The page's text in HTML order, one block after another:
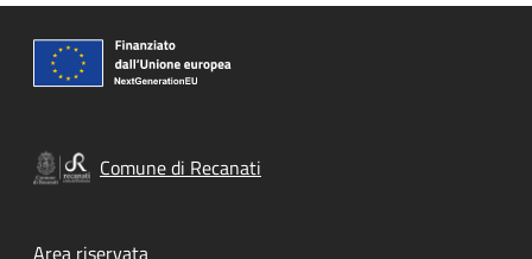
Comune di Recanati
Area riservata